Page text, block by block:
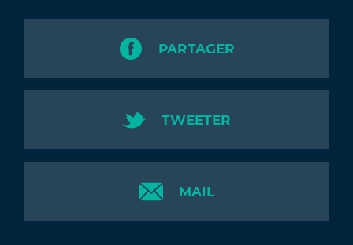
PARTAGER
TWEETER
MAIL